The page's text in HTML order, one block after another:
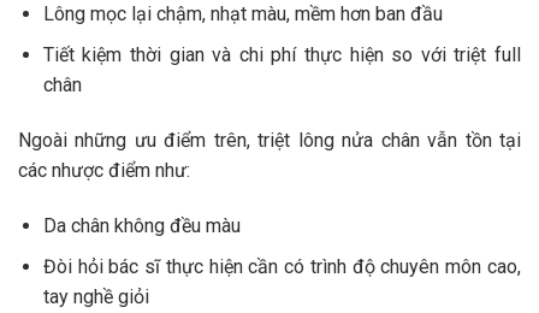
Lông mọc lại chậm, nhạt màu, mềm hơn ban đầu
Tiết kiệm thời gian và chi phí thực hiện so với triệt full
chân
Ngoài những ưu điểm trên, triệt lông nửa chân vẫn tồn tại
các nhược điểm như:
Da chân không đều màu
Đòi hỏi bác sĩ thực hiện cần có trình độ chuyên môn cao,
tay nghề giỏi